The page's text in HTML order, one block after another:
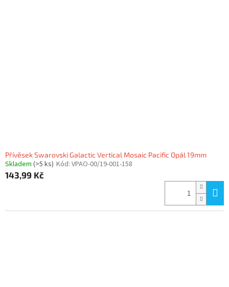
Přívěsek Swarovski Galactic Vertical Mosaic Pacific Opál 19mm
Skladem (>5 ks) Kód: VPAO-00/19-001-158
143,99 Kč